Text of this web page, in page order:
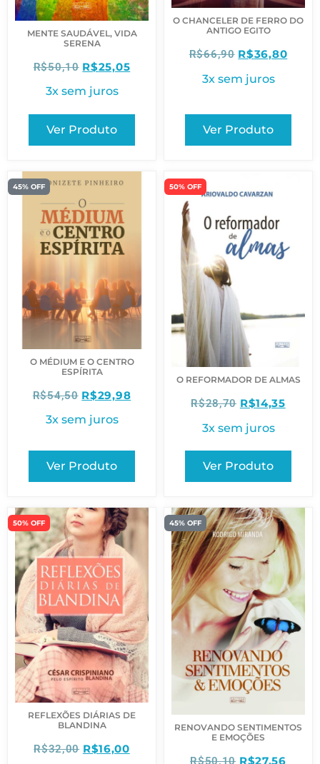
MENTE SAUDÁVEL, VIDA
SERENA
R$50,10 R$25,05
3x sem juros
Ver Produto
O CHANCELER DE FERRO DO
ANTIGO EGITO
R$66,90 R$36,80
3x sem juros
Ver Produto
45% OFF
O MÉDIUM E O CENTRO
ESPÍRITA
R$54,50 R$29,98
3x sem juros
Ver Produto
50% OFF
O REFORMADOR DE ALMAS
R$28,70 R$14,35
3x sem juros
Ver Produto
50% OFF
REFLEXÕES DIÁRIAS DE
BLANDINA
R$32,00 R$16,00
45% OFF
RENOVANDO SENTIMENTOS
E EMOÇÕES
R$50,10 R$27,56